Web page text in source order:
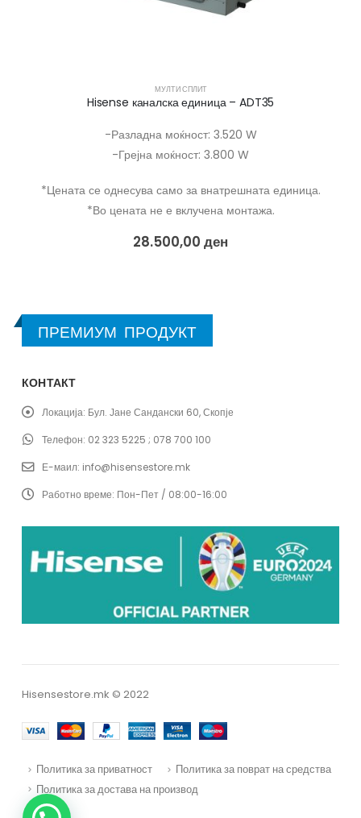
единица – ADT35
моќност: 3.520 W
само за внатрешната единица.
е вклучена монтажа.
*Цената се однесува
*Во цената не е
ПРЕМИУМ ПРОДУКТ
КОНТАКТ
Локација: Бул. Јане Сандански 60, Скопје
Телефон: 02 323 5225 ; 078 700 100
Е-маил: info@hisensestore.mk
Работно време: Пон-Пет / 08:00-16:00
Hisensestore.mk © 2022
Политика за приватност
Политика за поврат на средства
Политика за достава на производ